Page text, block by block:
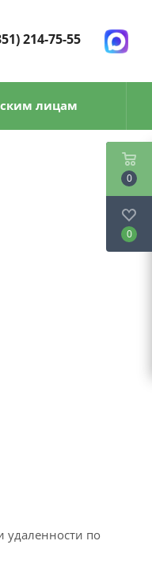
214-75-55
лицам
удаленности по
0
0